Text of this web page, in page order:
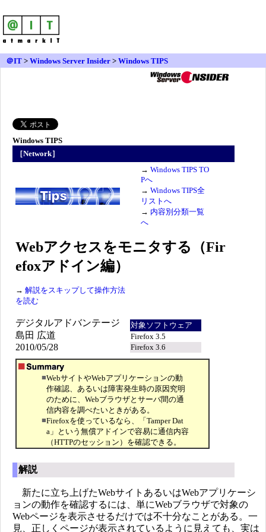
＠IT > Windows Server Insider > Windows TIPS
Windows TIPS
［Network］
→ Windows TIPS TO
Pへ
→ Windows TIPS全
リストへ
→ 内容別分類一覧
へ
Webアクセスをモニタする（Fir
efoxアドイン編）
→ 解説をスキップして操作方法
を読む
デジタルアドバンテージ
島田 広道
2010/05/28
対象ソフトウェア
Firefox 3.5
Firefox 3.6
■WebサイトやWebアプリケーションの動
作確認、あるいは障害発生時の原因究明
のために、Webブラウザとサーバ間の通
信内容を調べたいときがある。
■Firefoxを使っているなら、「Tamper Dat
a」という無償アドインで容易に通信内容
（HTTPのセッション）を確認できる。
解説
新たに立ち上げたWebサイトあるいはWebアプリケーシ
ョンの動作を確認するには、単にWebブラウザで対象の
Webページを表示させるだけでは不十分なことがある。一
見、正しくページが表示されているように見えても、実は